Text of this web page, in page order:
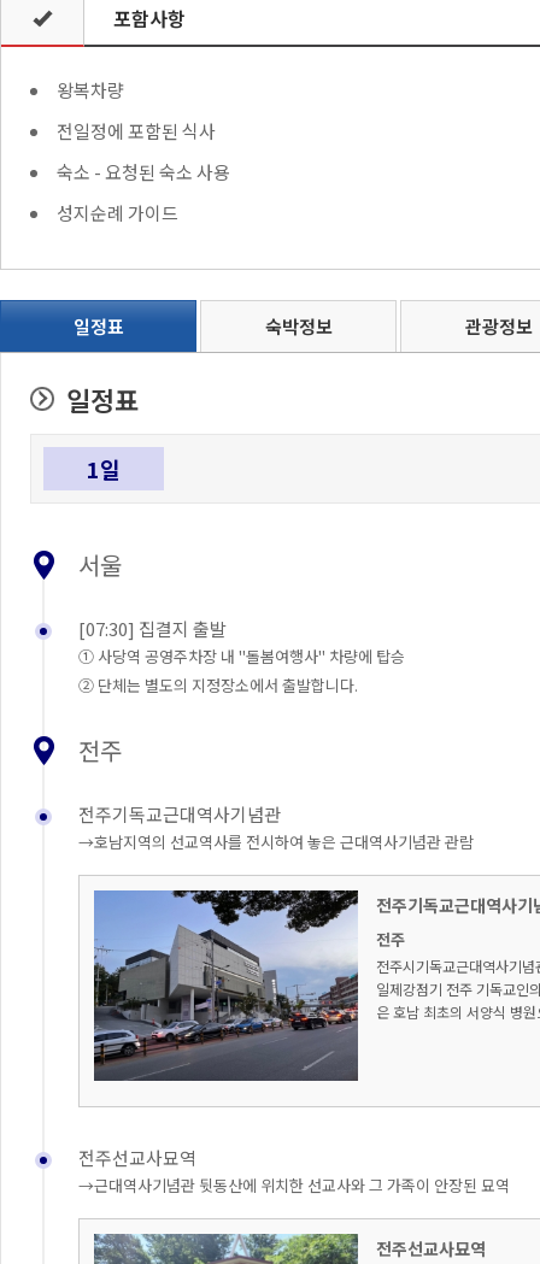
포함사항
왕복차량
전일정에 포함된 식사
숙소 - 요청된 숙소 사용
성지순례 가이드
일정표 숙박정보 관광정보
일정표
1일
서울
[07:30] 집결지 출발
① 사당역 공영주차장 내 "돌봄여행사" 차량에 탑승
② 단체는 별도의 지정장소에서 출발합니다.
전주
전주기독교근대역사기념관
→호남지역의 선교역사를 전시하여 놓은 근대역사기념관 관람
전주기독교근대역사기
전주
전주시기독교근대역사기
일제강점기 전주 기독교인
은 호남 최초의 서양식 병
전주선교사묘역
→근대역사기념관 뒷동산에 위치한 선교사와 그 가족이 안장된 묘역
전주선교사묘역